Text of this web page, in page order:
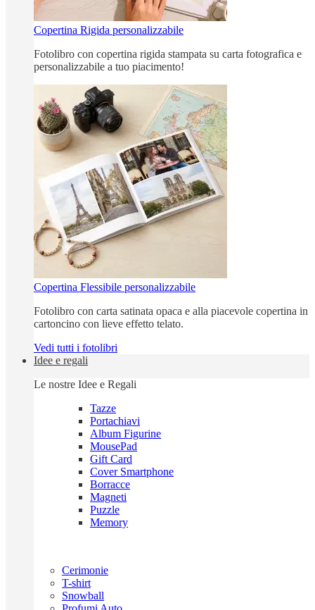
Copertina Rigida personalizzabile
Fotolibro con copertina rigida stampata su carta fotografica e
personalizzabile a tuo piacimento!
Copertina Flessibile personalizzabile
Fotolibro con carta satinata opaca e alla piacevole copertina in
cartoncino con lieve effetto telato.
Vedi tutti i fotolibri
Idee e regali
Le nostre Idee e Regali
Tazze
Portachiavi
Album Figurine
MousePad
Gift Card
Cover Smartphone
Borracce
Magneti
Puzzle
Memory
Cerimonie
T-shirt
Snowball